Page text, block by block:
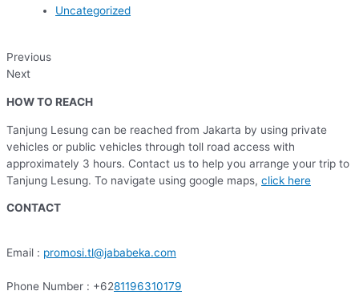
Uncategorized
Previous
Next
HOW TO REACH
Tanjung Lesung can be reached from Jakarta by using private
vehicles or public vehicles through toll road access with
approximately 3 hours. Contact us to help you arrange your trip to
Tanjung Lesung. To navigate using google maps, click here
CONTACT
Email : promosi.tl@jababeka.com
Phone Number : +6281196310179